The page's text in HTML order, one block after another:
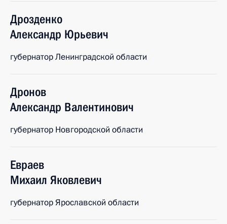
Дрозденко
Александр Юрьевич
губернатор Ленинградской области
Дронов
Александр Валентинович
губернатор Новгородской области
Евраев
Михаил Яковлевич
губернатор Ярославской области